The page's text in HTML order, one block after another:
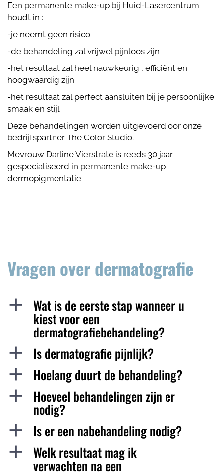
Een permanente make-up bij Huid-Lasercentrum
houdt in :
-je neemt geen risico
-de behandeling zal vrijwel pijnloos zijn
-het resultaat zal heel nauwkeurig , efficiënt en
hoogwaardig zijn
-het resultaat zal perfect aansluiten bij je persoonlijke
smaak en stijl
Deze behandelingen worden uitgevoerd oor onze
bedrijfspartner The Color Studio.
Mevrouw Darline Vierstrate is reeds 30 jaar
gespecialiseerd in permanente make-up
dermopigmentatie
Vragen over dermatografie
a Wat is de eerste stap wanneer u
kiest voor een
dermatografiebehandeling?
a Is dermatografie pijnlijk?
a Hoelang duurt de behandeling?
a Hoeveel behandelingen zijn er
nodig?
a Is er een nabehandeling nodig?
a Welk resultaat mag ik
verwachten na een